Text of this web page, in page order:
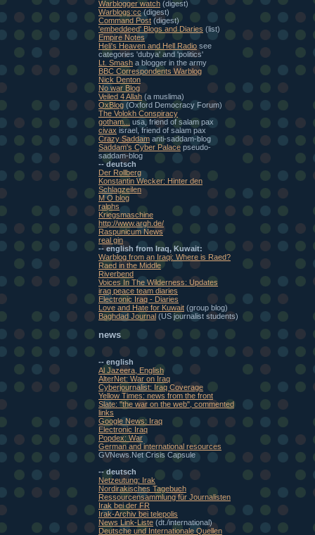
Warblogger watch (digest)
Warblogs:cc (digest)
Command Post (digest)
'embeddeed' Blogs and Diaries (list)
Empire Notes
Heli's Heaven and Hell Radio see
categories 'dubya' and 'politics'
Lt. Smash a blogger in the army
BBC Correspondents Warblog
Nick Denton
No war Blog
Veiled 4 Allah (a muslima)
OxBlog (Oxford Democracy Forum)
The Volokh Conspiracy
gotham...
usa, friend of salam pax
civax israel, friend of salam pax
Crazy Saddam anti-saddam-blog
Saddam's Cyber Palace pseudo-
saddam-blog
-- deutsch
Der Rollberg
Konstantin Wecker: Hinter den
Schlagzeilen
M O blog
ralphs
Kriegsmaschine
http://www.argh.de/
Raspunicum News
real gin
-- english from Iraq, Kuwait:
Warblog from an Iraqi: Where is Raed?
Raed in the Middle
Riverbend
Voices In The Wilderness: Updates
iraq peace team diaries
Electronic Iraq - Diaries
Love and Hate for Kuwait (group blog)
Baghdad Journal (US journalist students)
news
-- english
Al Jazeera, English
AlterNet: War on Iraq
Cyberjournalist: Iraq Coverage
Yellow Times: news from the front
Slate: "the war on the web", commented
links
Google News: Iraq
Electronic Iraq
Popdex: War
German and international resources
GVNews.Net Crisis Capsule
-- deutsch
Netzeutung: Irak
Nordirakisches Tagebuch
Ressourcensammlung für Journalisten
Irak bei der FR
Irak-Archiv bei telepolis
News Link-Liste (dt./international)
Deutsche und Internationale Quellen